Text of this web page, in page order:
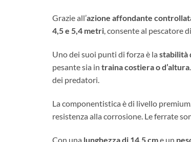
Grazie all’azione affondante
4,5 e 5,4 metri, consente al pescatore
Uno dei suoi punti di forza è la stabilità
pesante sia in traina costiera o d’altura
dei predatori.
La componentistica è di livello
resistenza alla corrosione. Le ferrate
Con una lunghezza di 14,5 cme un